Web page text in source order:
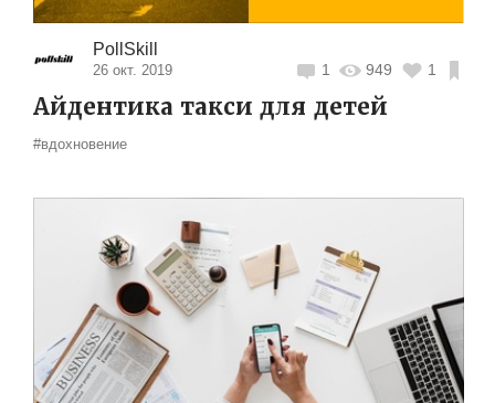
PollSkill
26 окт. 2019 1 949 1
Айдентика такси для детей
#вдохновение